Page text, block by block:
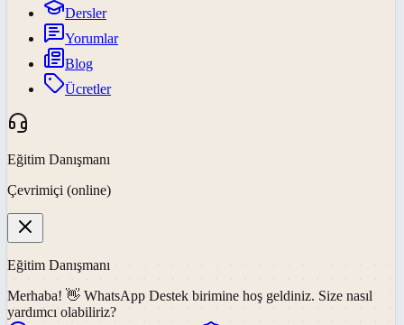
Dersler
Yorumlar
Blog
Ücretler
Eğitim Danışmanı
Çevrimiçi (online)
Eğitim Danışmanı
Merhaba! 👋 WhatsApp Destek birimine hoş geldiniz. Size nasıl
yardımcı olabiliriz?